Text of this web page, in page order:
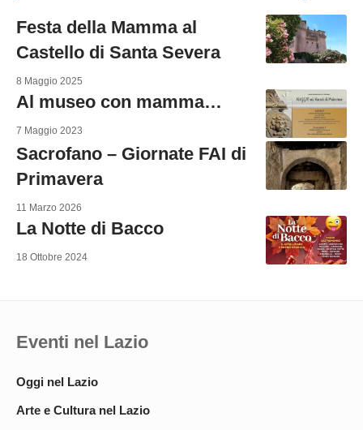
Festa della Mamma al
Castello di Santa Severa
8 Maggio 2025
Al museo con mamma…
7 Maggio 2023
Sacrofano – Giornate FAI di
Primavera
11 Marzo 2026
La Notte di Bacco
18 Ottobre 2024
Eventi nel Lazio
Oggi nel Lazio
Arte e Cultura nel Lazio